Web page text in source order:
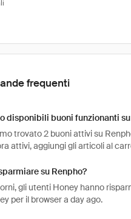
frequenti
disponibili buoni funzionanti
trovato 2 buoni attivi su
attivi, aggiungi gli articoli al
su Renpho?
gli utenti Honey hanno
per il browser a day ago.